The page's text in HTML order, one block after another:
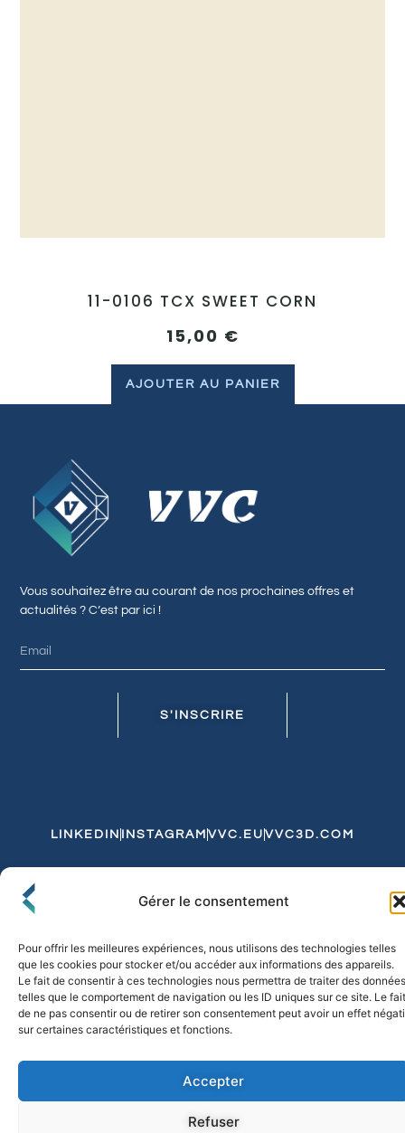
Gérer le consentement
Pour offrir les meilleures expériences, nous utilisons des technologies telles
que les cookies pour stocker et/ou accéder aux informations des appareils.
Le fait de consentir à ces technologies nous permettra de traiter des données
telles que le comportement de navigation ou les ID uniques sur ce site. Le fait
de ne pas consentir ou de retirer son consentement peut avoir un effet
sur certaines caractéristiques et fonctions.
Accepter
Refuser
11-0106 TCX SWEET CORN
15,00 €
AJOUTER AU PANIER
Vous souhaitez être au courant de nos prochaines offres et
actualités ? C’est par ici !
S'INSCRIRE
LINKEDIN INSTAGRAM VVC.EU VVC3D.COM
Politique de Confidentialité et de CookiesExpédition et Livraison
© 2026 FLO & CO. All Rights Reserved